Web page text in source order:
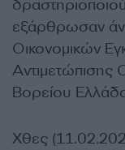
εξάρθρωσαν
Οικονομικών
Βορείου
Χθες